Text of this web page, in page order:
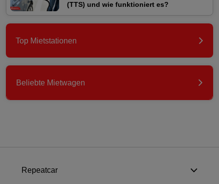
(TTS) und wie funktioniert es?
Top Mietstationen
Beliebte Mietwagen
Repeatcar